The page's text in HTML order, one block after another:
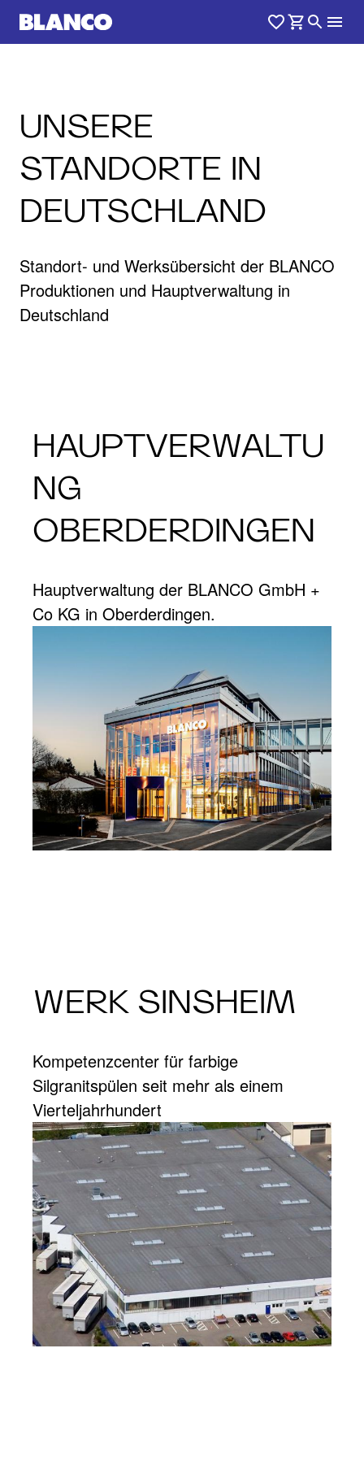
UNSERE
STANDORTE IN
DEUTSCHLAND
Standort- und Werksübersicht der BLANCO
Produktionen und Hauptverwaltung in
Deutschland
HAUPTVERWALTU
NG
OBERDERDINGEN
Hauptverwaltung der BLANCO GmbH +
Co KG in Oberderdingen.
WERK SINSHEIM
Kompetenzcenter für farbige
Silgranitspülen seit mehr als einem
Vierteljahrhundert